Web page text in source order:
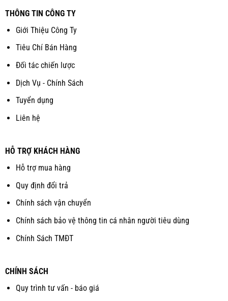
THÔNG TIN CÔNG TY
Giới Thiệu Công Ty
Tiêu Chí Bán Hàng
Đối tác chiến lược
Dịch Vụ - Chính Sách
Tuyển dụng
Liên hệ
HỖ TRỢ KHÁCH HÀNG
Hỗ trợ mua hàng
Quy định đổi trả
Chính sách vận chuyển
Chính sách bảo vệ thông tin cá nhân người tiêu dùng
Chính Sách TMĐT
CHÍNH SÁCH
Quy trình tư vấn - báo giá